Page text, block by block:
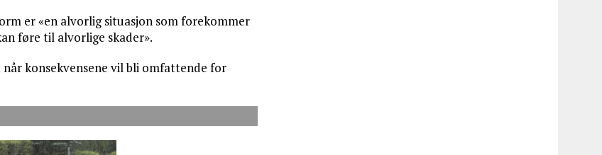
er «en alvorlig situasjon som forekommer
føre til alvorlige skader».
når konsekvensene vil bli omfattende for